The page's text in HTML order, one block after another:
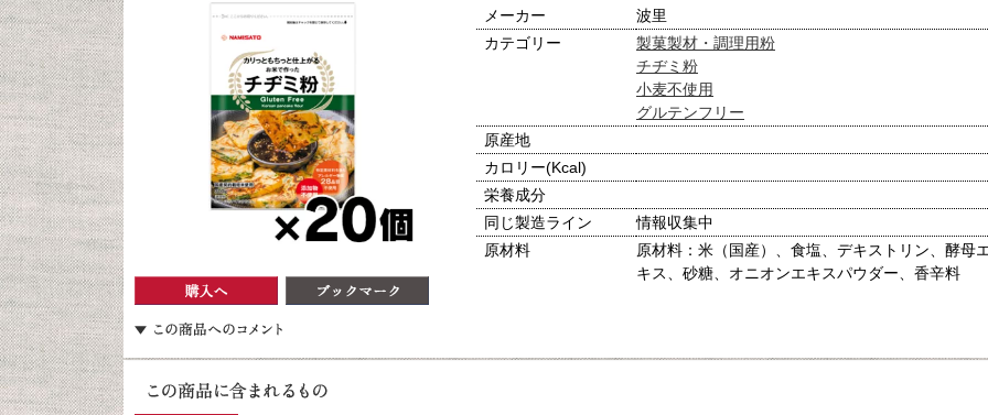
メーカー
波里
カテゴリー
製菓製材・調理用粉
チヂミ粉
小麦不使用
グルテンフリー
原産地
カロリー(Kcal)
栄養成分
同じ製造ライン
情報収集中
原材料
原材料：米（国産）、食塩、デキストリン、酵母
キス、砂糖、オニオンエキスパウダー、香辛料